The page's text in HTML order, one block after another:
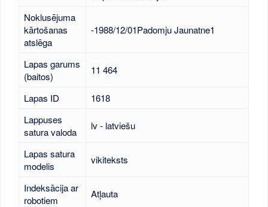
Noklusējuma
kārtošanas
atslēga
-1988/12/01Padomju Jaunatne1
Lapas garums
(baitos)
11 464
Lapas ID
1618
Lappuses
satura valoda
lv - latviešu
Lapas satura
modelis
vikiteksts
Indeksācija ar
robotiem
Atļauta